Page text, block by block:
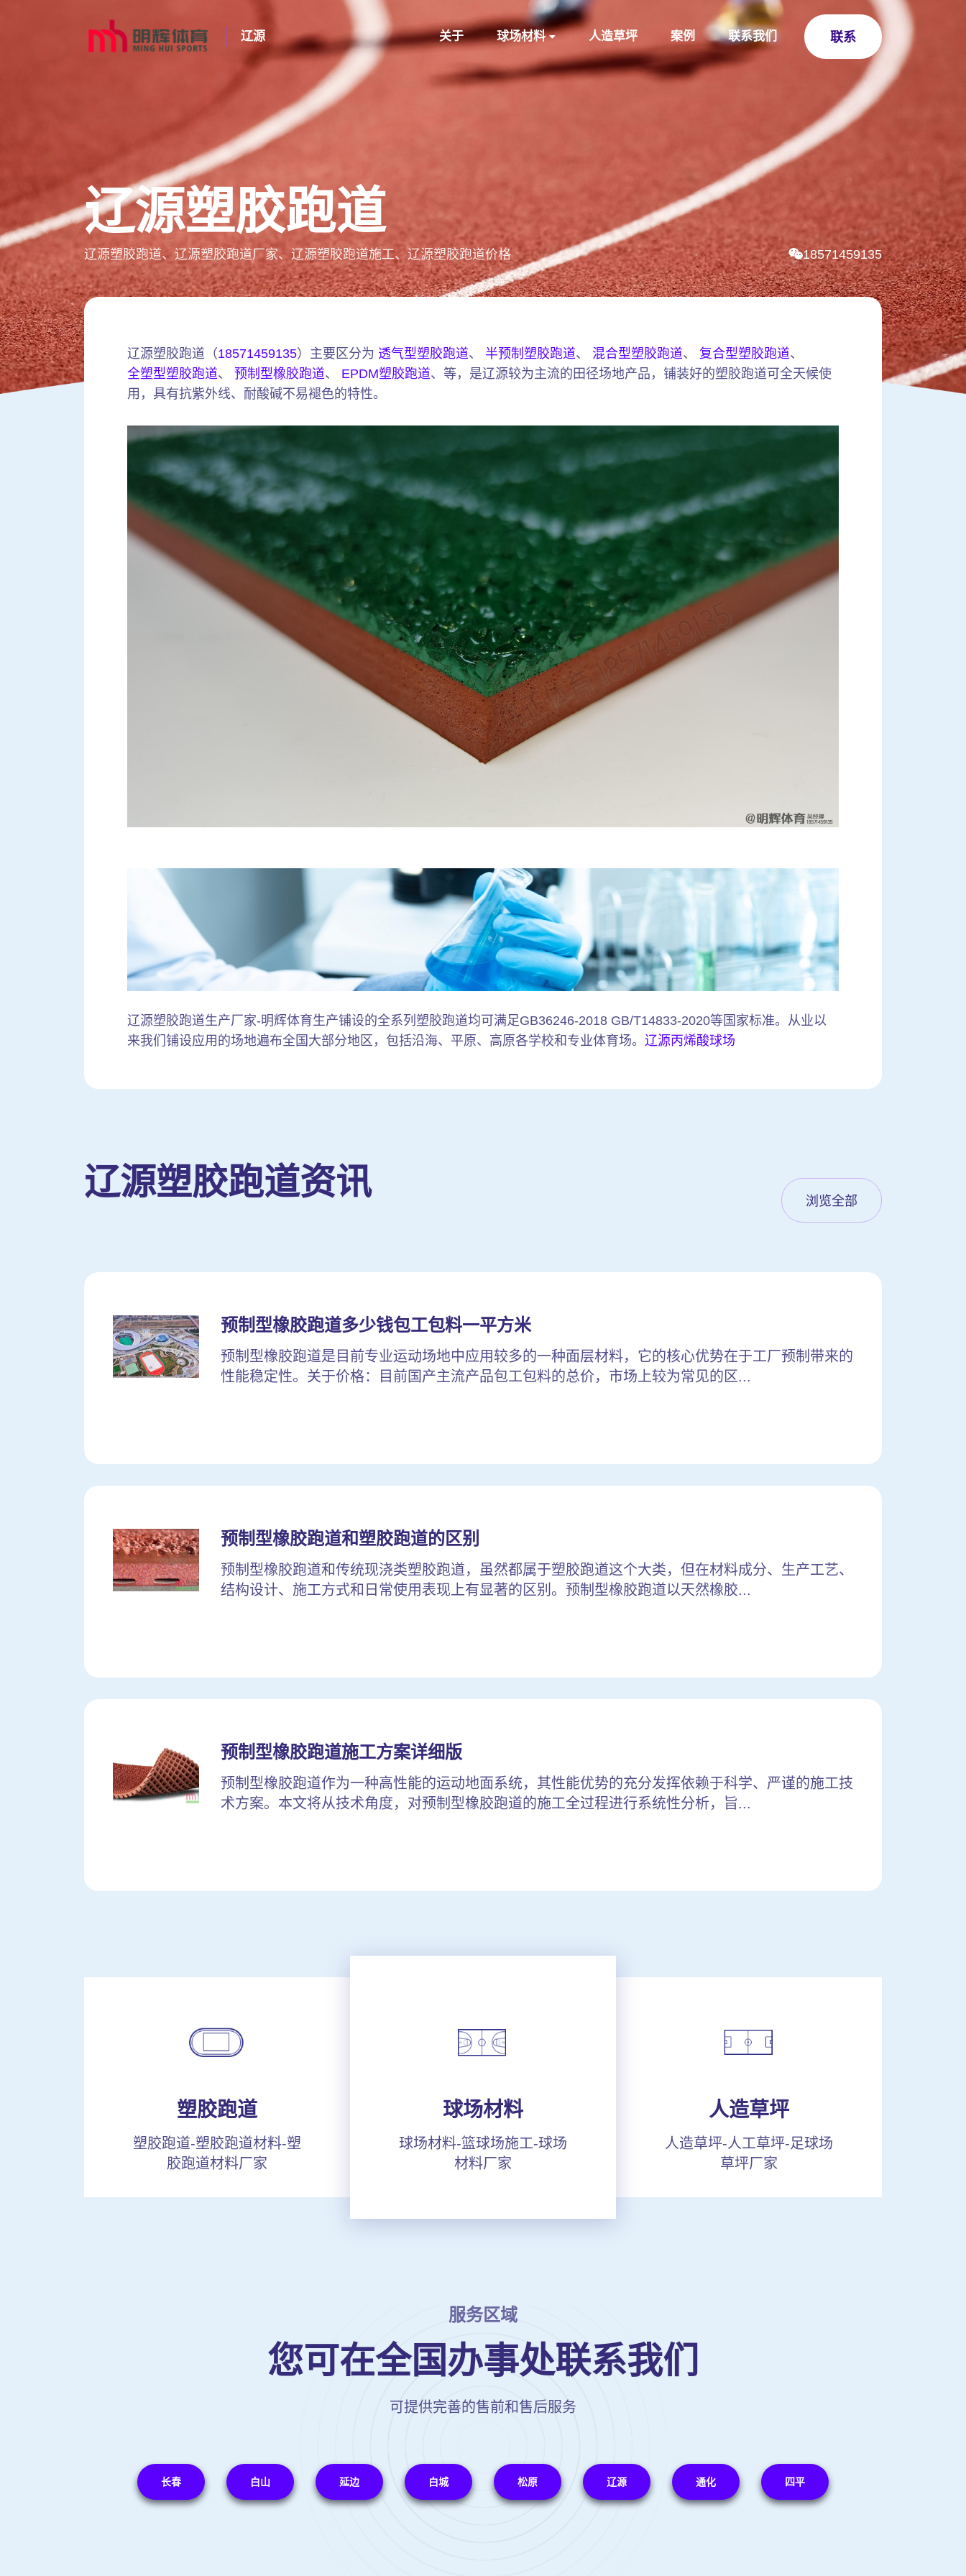
辽源 关于 球场材料 人造草坪 案例 联系我们 联系
辽源塑胶跑道
辽源塑胶跑道、辽源塑胶跑道厂家、辽源塑胶跑道施工、辽源塑胶跑道价格 18571459135
辽源塑胶跑道（18571459135）主要区分为 透气型塑胶跑道、 半预制塑胶跑道、 混合型塑胶跑道、 复合型塑胶跑道、
全塑型塑胶跑道、 预制型橡胶跑道、 EPDM塑胶跑道、等，是辽源较为主流的田径场地产品，铺装好的塑胶跑道可全天候使
用，具有抗紫外线、耐酸碱不易褪色的特性。
辽源塑胶跑道生产厂家-明辉体育生产铺设的全系列塑胶跑道均可满足GB36246-2018 GB/T14833-2020等国家标准。从业以
来我们铺设应用的场地遍布全国大部分地区，包括沿海、平原、高原各学校和专业体育场。 辽源丙烯酸球场
辽源塑胶跑道资讯 浏览全部
预制型橡胶跑道多少钱包工包料一平方米
预制型橡胶跑道是目前专业运动场地中应用较多的一种面层材料，它的核心优势在于工厂预制带来的
性能稳定性。关于价格：目前国产主流产品包工包料的总价，市场上较为常见的区...
预制型橡胶跑道和塑胶跑道的区别
预制型橡胶跑道和传统现浇类塑胶跑道，虽然都属于塑胶跑道这个大类，但在材料成分、生产工艺、
结构设计、施工方式和日常使用表现上有显著的区别。预制型橡胶跑道以天然橡胶...
预制型橡胶跑道施工方案详细版
预制型橡胶跑道作为一种高性能的运动地面系统，其性能优势的充分发挥依赖于科学、严谨的施工技
术方案。本文将从技术角度，对预制型橡胶跑道的施工全过程进行系统性分析，旨...
塑胶跑道
塑胶跑道-塑胶跑道材料-塑
胶跑道材料厂家
球场材料
球场材料-篮球场施工-球场
材料厂家
人造草坪
人造草坪-人工草坪-足球场
草坪厂家
服务区域
您可在全国办事处联系我们
可提供完善的售前和售后服务
长春 白山 延边 白城 松原 辽源 通化 四平